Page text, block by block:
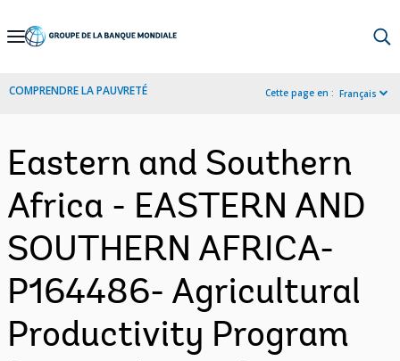
Skip
Navigation
COMPRENDRE LA PAUVRETÉ Cette page en : Français
Eastern and Southern
Africa - EASTERN AND
SOUTHERN AFRICA-
P164486- Agricultural
Productivity Program